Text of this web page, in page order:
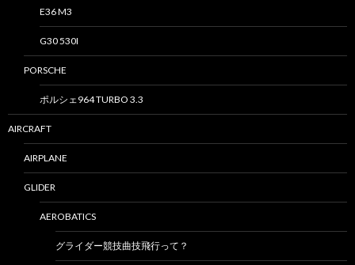
E36 M3
G30 530I
PORSCHE
ポルシェ964 TURBO 3.3
AIRCRAFT
AIRPLANE
GLIDER
AEROBATICS
グライダー競技曲技飛行って？